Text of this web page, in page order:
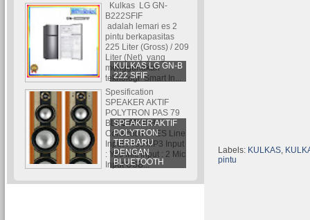
Labels: KULKAS
pintu
KULKAS LG GN-B
222 SFIF
Kulkas LG GN-
B222SFIF
adalah lemari es 2
pintu berkapasitas
225 Liter (Gross) / 209
Liter (Net) yang
menggunakan
teknologi Smart In...
SPEAKER AKTIF
POLYTRON
TERBARU
DENGAN
BLUETOOTH
Spesification
SPEAKER AKTIF
POLYTRON PAS 79
BLUETOOTH
Conection : YES Line
Input : Yes MP3 Input
: Yes Mic Input : 2 Mic
Input USB...